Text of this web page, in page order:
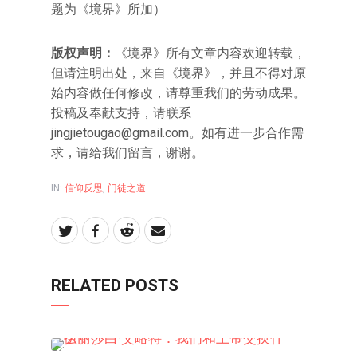
题为《境界》所加）
版权声明：
《境界》所有文章内容欢迎转载，
但请注明出处，来自《境界》，并且不得对原
始内容做任何修改，请尊重我们的劳动成果。
投稿及奉献支持，请联系
jingjietougao@gmail.com。如有进一步合作需
求，请给我们留言，谢谢。
IN: 信仰反思, 门徒之道
RELATED POSTS